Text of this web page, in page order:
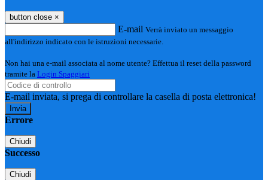
button close ×
E-mail Verrà inviato un messaggio
all'indirizzo indicato con le istruzioni necessarie.
Non hai una e-mail associata al nome utente? Effettua il reset della password
tramite la Login Spaggiari
E-mail inviata, si prega di controllare la casella di posta elettronica!
Errore
Chiudi
Successo
Chiudi